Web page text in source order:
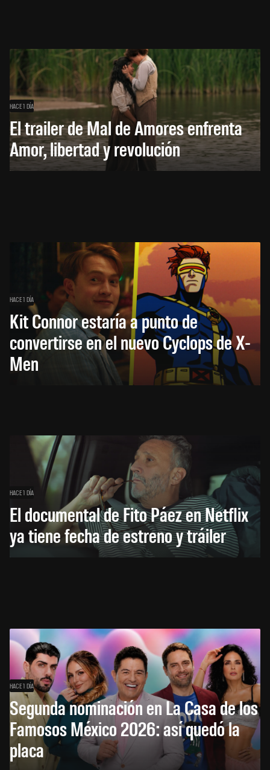
HACE 1 DÍA
El trailer de Mal de Amores enfrenta
Amor, libertad y revolución
HACE 1 DÍA
Kit Connor estaría a punto de
convertirse en el nuevo Cyclops de X-
Men
HACE 1 DÍA
El documental de Fito Páez en Netflix
ya tiene fecha de estreno y tráiler
HACE 1 DÍA
Segunda nominación en La Casa de los
Famosos México 2026: así quedó la
placa